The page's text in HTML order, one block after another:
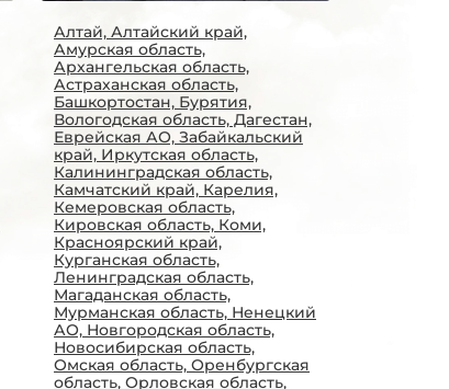
Алтай, Алтайский край,
Амурская область,
Архангельская область,
Астраханская область,
Башкортостан, Бурятия,
Вологодская область, Дагестан,
Еврейская АО, Забайкальский
край, Иркутская область,
Калининградская область,
Камчатский край, Карелия,
Кемеровская область,
Кировская область, Коми,
Красноярский край,
Курганская область,
Ленинградская область,
Магаданская область,
Мурманская область, Ненецкий
АО, Новгородская область,
Новосибирская область,
Омская область, Оренбургская
область, Орловская область,